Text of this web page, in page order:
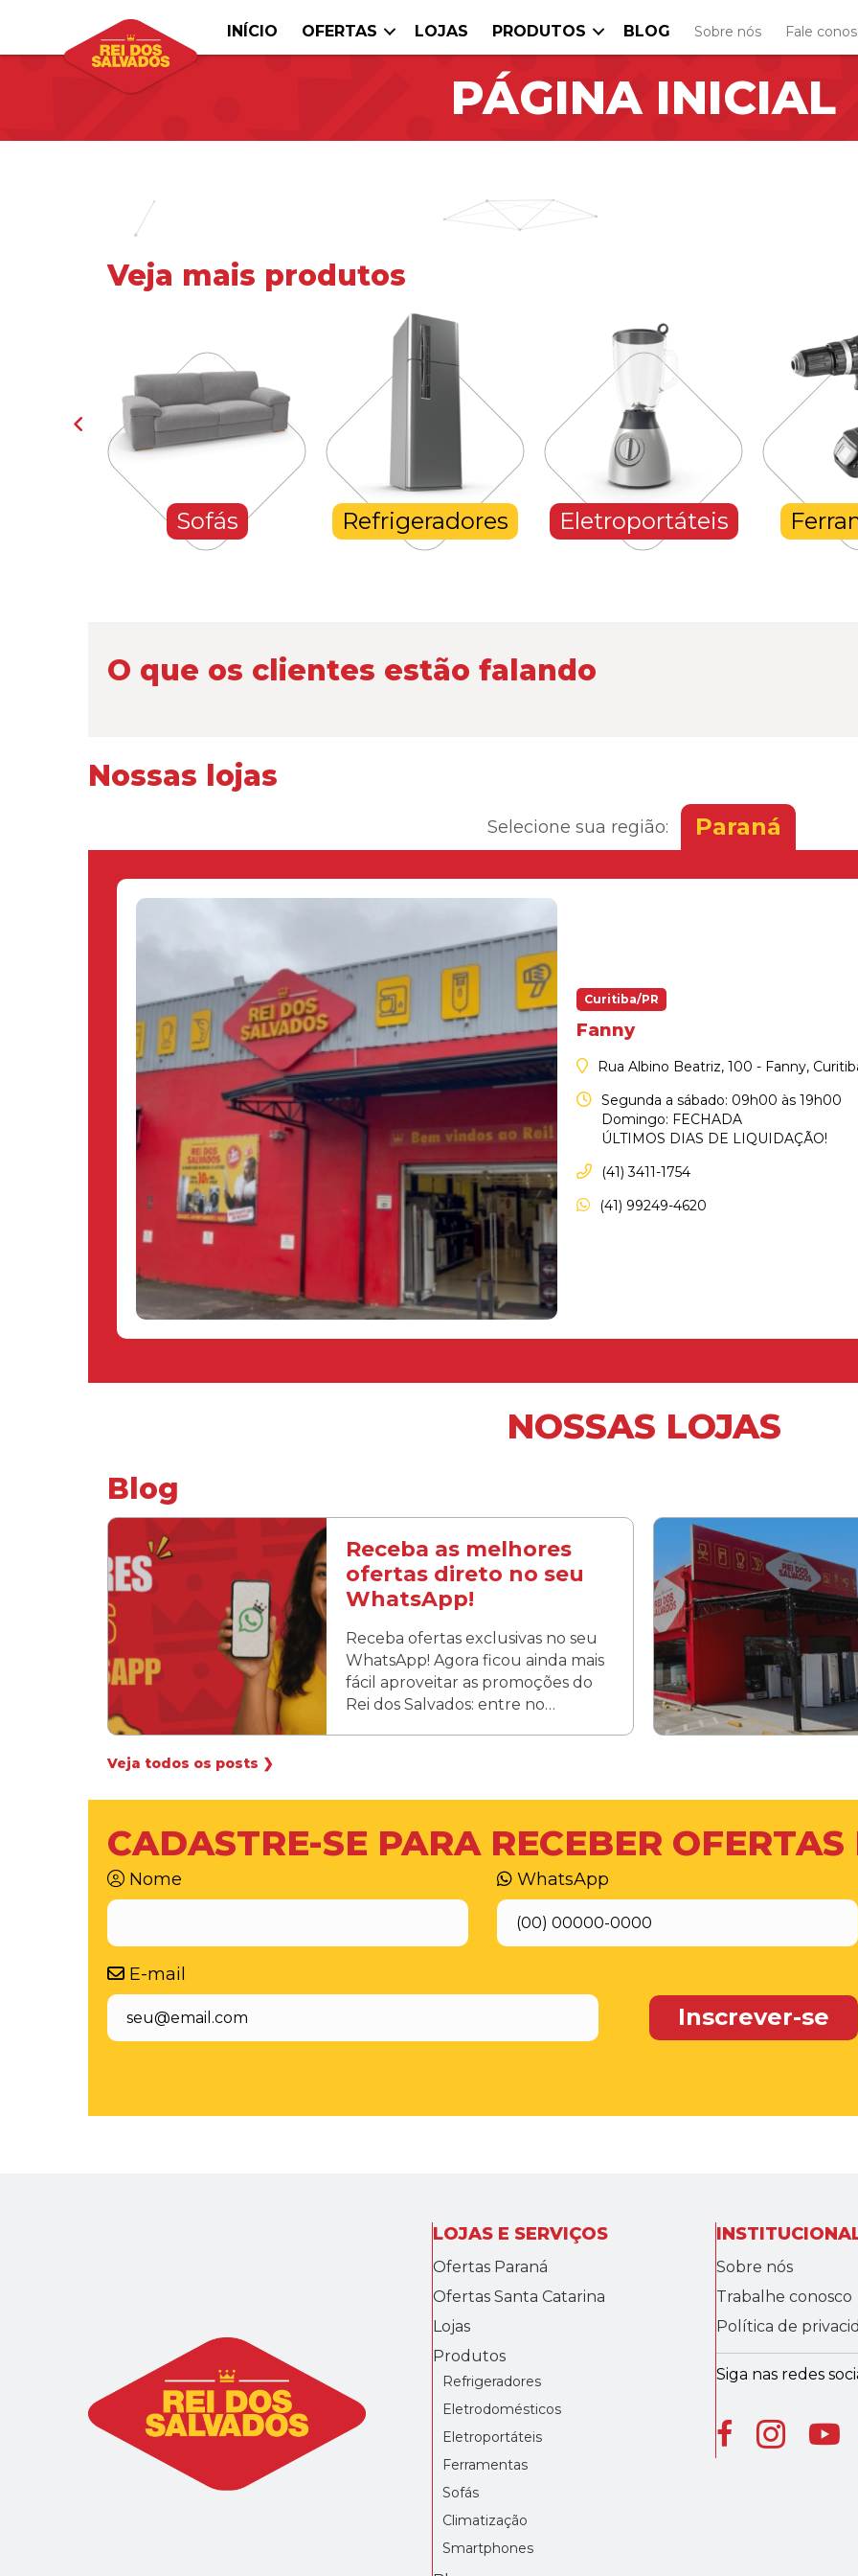
INÍCIO OFERTAS LOJAS PRODUTOS BLOG Sobre nós Fale
PÁGINA INICIAL
Veja mais produtos
Sofás Refrigeradores Eletroportáteis
O que os clientes estão falando
Nossas lojas
Selecione sua região: Paraná
Curitiba/PR
Fanny
Rua Albino Beatriz, 100 - Fanny,
Segunda a sábado: 09h00 às 19h00
Domingo: FECHADA
ÚLTIMOS DIAS DE LIQUIDAÇÃO!
(41) 3411-1754
(41) 99249-4620
NOSSAS LOJAS
Blog
Receba as melhores
ofertas direto no seu
WhatsApp!
Receba ofertas exclusivas no seu
WhatsApp! Agora ficou ainda mais
fácil aproveitar as promoções do
Rei dos Salvados: entre no…
Veja todos os posts ❯
CADASTRE-SE PARA RECEBER
Nome WhatsApp
E-mail
LOJAS E SERVIÇOS
Ofertas Paraná
Ofertas Santa Catarina
Lojas
Produtos
Refrigeradores
Eletrodomésticos
Eletroportáteis
Ferramentas
Sofás
Climatização
Smartphones
Sobre nós
Trabalhe conosco
Política de
Siga nas redes